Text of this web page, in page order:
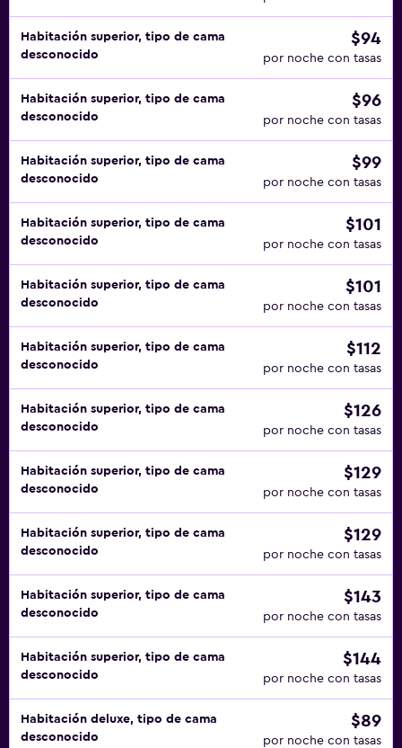
Habitación superior, tipo de cama
desconocido
$94
por noche con tasas
Habitación superior, tipo de cama
desconocido
$96
por noche con tasas
Habitación superior, tipo de cama
desconocido
$99
por noche con tasas
Habitación superior, tipo de cama
desconocido
$101
por noche con tasas
Habitación superior, tipo de cama
desconocido
$101
por noche con tasas
Habitación superior, tipo de cama
desconocido
$112
por noche con tasas
Habitación superior, tipo de cama
desconocido
$126
por noche con tasas
Habitación superior, tipo de cama
desconocido
$129
por noche con tasas
Habitación superior, tipo de cama
desconocido
$129
por noche con tasas
Habitación superior, tipo de cama
desconocido
$143
por noche con tasas
Habitación superior, tipo de cama
desconocido
$144
por noche con tasas
Habitación deluxe, tipo de cama
desconocido
$89
por noche con tasas